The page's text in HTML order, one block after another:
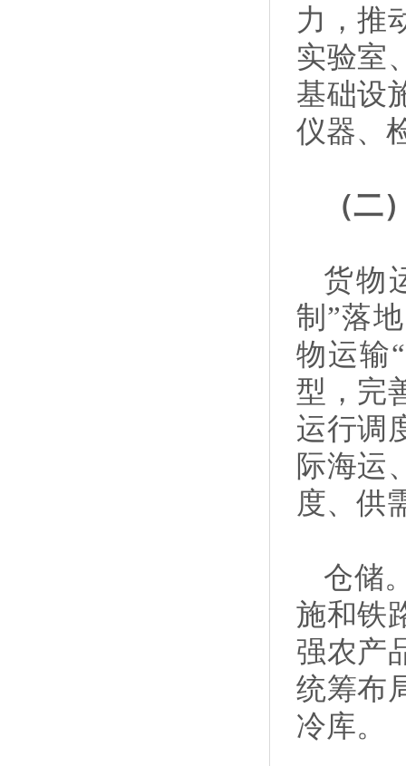
力，推
实验室
基础设
仪器、
（二
货物
制”落
物运输
型，完
运行调
际海运
度、供
仓储
施和铁
强农产
统筹布
冷库。